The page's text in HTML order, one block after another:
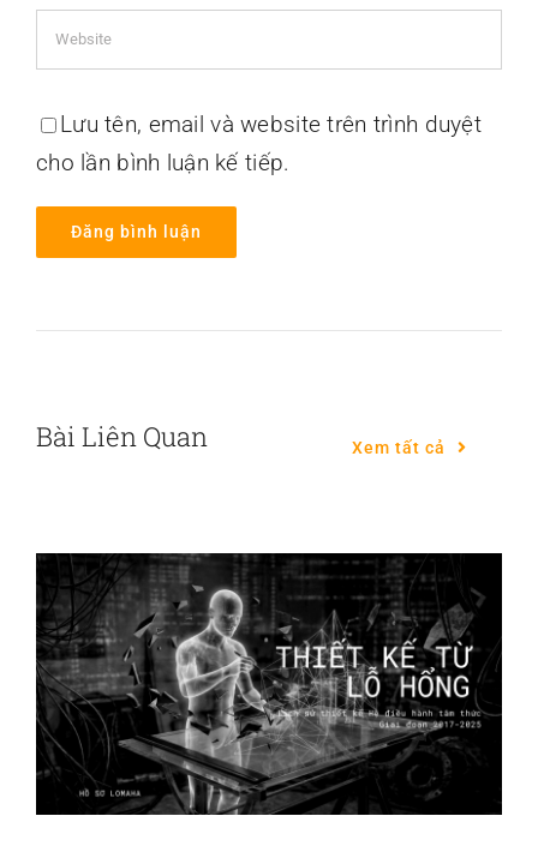
Lưu tên, email và website trên trình duyệt
cho lần bình luận kế tiếp.
Bài Liên Quan Xem tất cả